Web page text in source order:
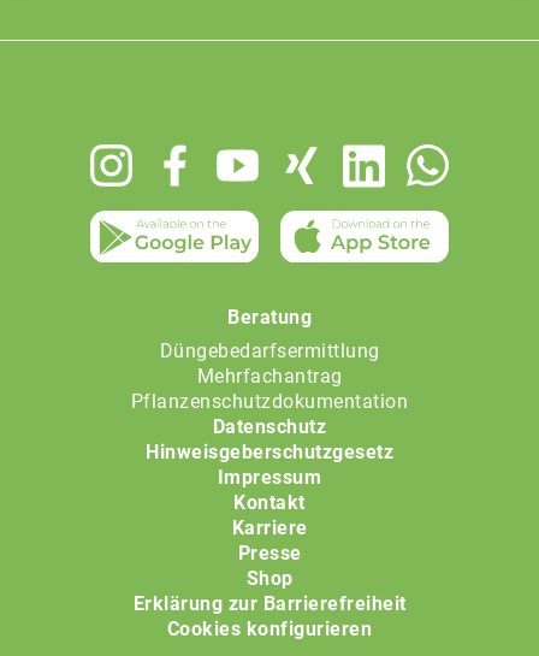
Beratung
Düngebedarfsermittlung
Mehrfachantrag
Pflanzenschutzdokumentation
Datenschutz
Hinweisgeberschutzgesetz
Impressum
Kontakt
Karriere
Presse
Shop
Erklärung zur Barrierefreiheit
Cookies konfigurieren